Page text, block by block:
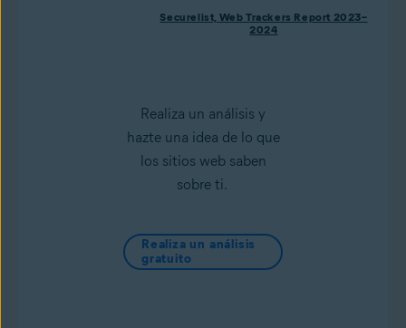
Securelist, Web Trackers Report 2023–
2024
Realiza un análisis y
hazte una idea de lo que
los sitios web saben
sobre ti.
Realiza un análisis
gratuito